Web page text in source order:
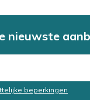
nieuwste
beperkingen